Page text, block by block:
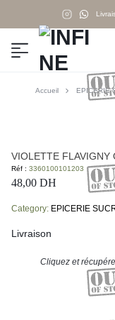
Accueil EPICERIE
VIOLETTE FLAVIGNY
Réf : 3360100101203
48,00 DH
Category: EPICERIE
Livraison
Cliquez et